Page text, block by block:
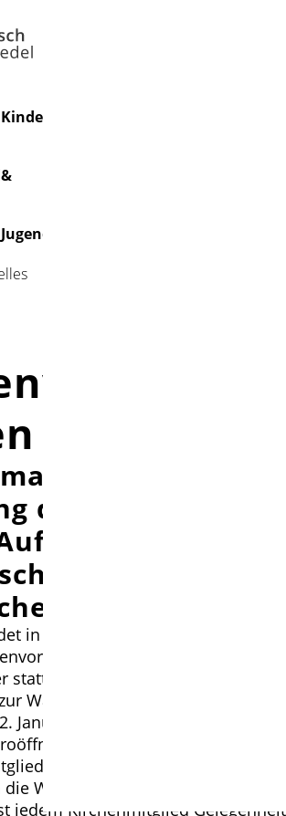
Kinder
&
Jugend
2018
über die
der Wählerliste
in unserer Landeskirche die Wahl
und
statt.
Wahl ist in unserer St. Petri –
Januar bis zum 15. Januar 2018
im Pfarrbüro für
zugänglich ausgelegt. Wählen
Wählerliste eingetragen ist. Mit
jedem Kirchenmitglied Gelegenheit